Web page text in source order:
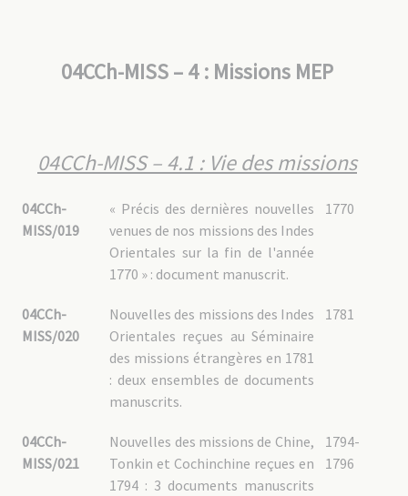
04CCh-MISS – 4 : Missions MEP
04CCh-MISS – 4.1 : Vie des missions
04CCh-
MISS/019
1770
« Précis des dernières nouvelles
venues de nos missions des Indes
Orientales sur la fin de l'année
1770 » : document manuscrit.
04CCh-
MISS/020
1781
Nouvelles des missions des Indes
Orientales reçues au Séminaire
des missions étrangères en 1781
: deux ensembles de documents
manuscrits.
04CCh-
MISS/021
1794-
1796
Nouvelles des missions de Chine,
Tonkin et Cochinchine reçues en
1794 : 3 documents manuscrits